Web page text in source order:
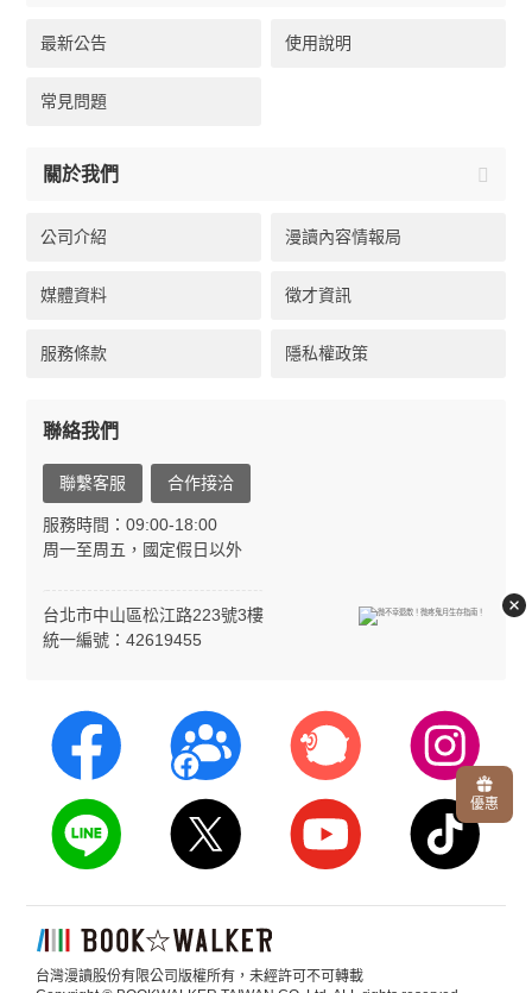
優惠
最新公告 使用說明
常見問題
關於我們
公司介紹 漫讀內容情報局
媒體資料 徵才資訊
服務條款 隱私權政策
聯絡我們
聯繫客服 合作接洽
服務時間：09:00-18:00
周一至周五，國定假日以外
台北市中山區松江路223號3樓
統一編號：42619455
台灣漫讀股份有限公司版權所有，未經許可不可轉載